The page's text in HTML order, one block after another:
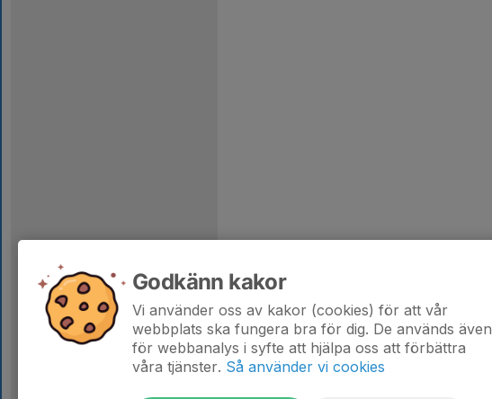
Godkänn kakor
Vi använder oss av kakor (cookies) för att vår
webbplats ska fungera bra för dig. De används även
för webbanalys i syfte att hjälpa oss att förbättra
våra tjänster. Så använder vi cookies